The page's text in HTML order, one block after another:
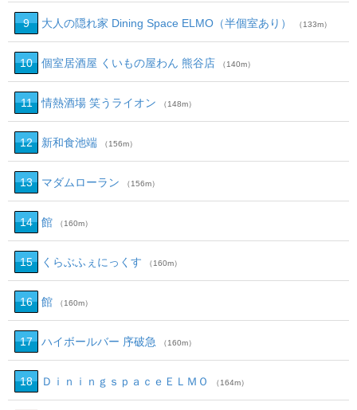
9 大人の隠れ家 Dining Space ELMO（半個室あり） （133m）
10 個室居酒屋 くいもの屋わん 熊谷店 （140m）
11 情熱酒場 笑うライオン （148m）
12 新和食池端 （156m）
13 マダムローラン （156m）
14 館 （160m）
15 くらぶふぇにっくす （160m）
16 館 （160m）
17 ハイボールバー 序破急 （160m）
18 ＤｉｎｉｎｇｓｐａｃｅＥＬＭＯ （164m）